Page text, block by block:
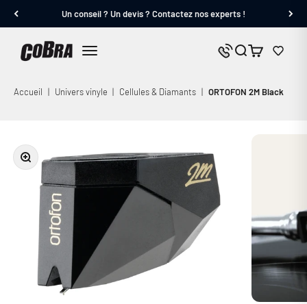
Un conseil ? Un devis ? Contactez nos experts !
Cobra.fr
Nous contacter
Panier
Accueil | Univers vinyle | Cellules & Diamants | ORTOFON 2M Black
Zoomer sur l'image